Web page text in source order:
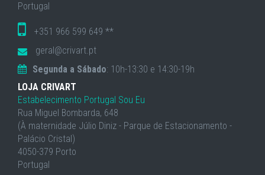
Portugal
+351 966 599 649 **
geral@crivart.pt
Segunda a Sábado: 10h-13:30 e 14:30-19h
LOJA CRIVART
Estabelecimento Portugal Sou Eu
Rua Miguel Bombarda, 648
(À maternidade Júlio Diniz - Parque de Estacionamento -
Palácio Cristal)
4050-379 Porto
Portugal